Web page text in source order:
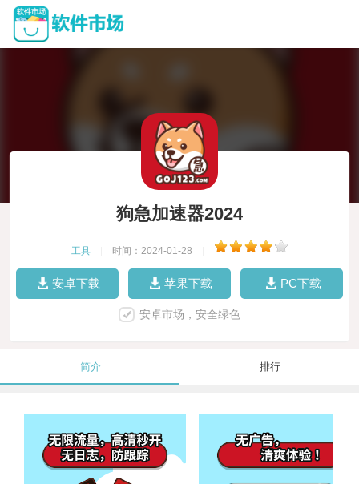
狗急加速器2024
工具 时间：2024-01-28
安卓下载 苹果下载 PC下载
安卓市场，安全绿色
简介 排行